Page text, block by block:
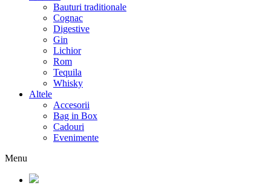
Bauturi traditionale
Cognac
Digestive
Gin
Lichior
Rom
Tequila
Whisky
Altele
Accesorii
Bag in Box
Cadouri
Evenimente
Menu